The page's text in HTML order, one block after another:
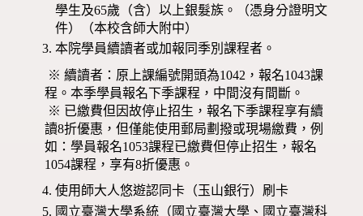
學生及65歲（含）以上銀髮族。（憑身分證明文
件）（本校含師大附中）
本院學員續讀者或加報同季別課程者。
※ 續讀者：原上課編號開頭為1042，報名1043課
程。本季學員報名下季課程，中間沒有間斷。
※ 已繳費但因故停止招生，報名下季課程享有續
讀8折優惠，但僅能使用郵局劃撥或現場繳費，例
如：學員報名1053課程已繳費但停止招生，報名
1054課程，享有8折優惠。
使用師大人悠遊認同卡（玉山銀行）刷卡
國立臺灣大學系統（國立臺灣大學、國立臺灣科